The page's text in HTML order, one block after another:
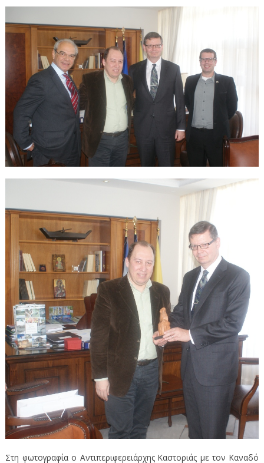
Στη φωτογραφία ο Αντιπεριφερειάρχης Καστοριάς με τον Καναδό